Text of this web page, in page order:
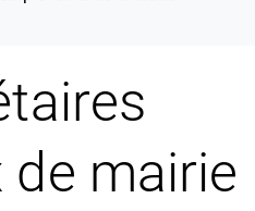
de mairie